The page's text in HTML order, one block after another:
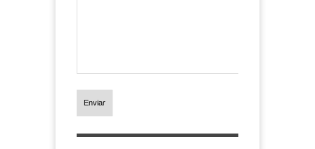
Enviar